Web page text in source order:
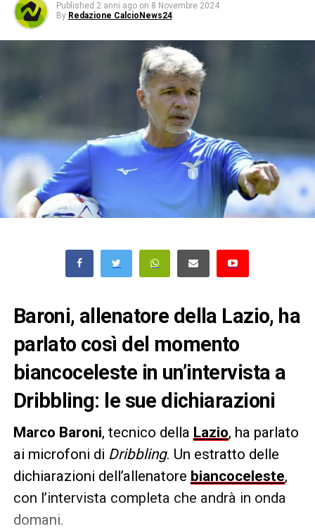
Published 2 anni ago on 8 Novembre 2024
By Redazione CalcioNews24
Baroni, allenatore della Lazio, ha
parlato così del momento
biancoceleste in un’intervista a
Dribbling: le sue dichiarazioni
Marco Baroni, tecnico della Lazio, ha parlato
ai microfoni di Dribbling. Un estratto delle
dichiarazioni dell’allenatore biancoceleste,
con l’intervista completa che andrà in onda
domani.